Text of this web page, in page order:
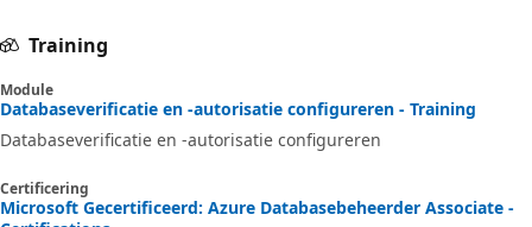
Training
Module
Databaseverificatie en -autorisatie configureren - Training
Databaseverificatie en -autorisatie configureren
Certificering
Microsoft Gecertificeerd: Azure Databasebeheerder Associate -